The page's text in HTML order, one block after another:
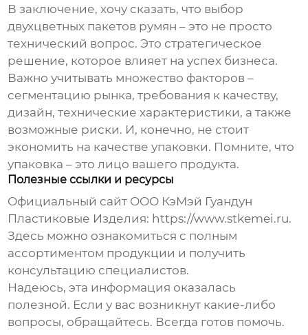
В заключение, хочу сказать, что выбор
двухцветных пакетов румян – это не просто
технический вопрос. Это стратегическое
решение, которое влияет на успех бизнеса.
Важно учитывать множество факторов –
сегментацию рынка, требования к качеству,
дизайн, технические характеристики, а также
возможные риски. И, конечно, не стоит
экономить на качестве упаковки. Помните, что
упаковка – это лицо вашего продукта.
Полезные ссылки и ресурсы
Официальный сайт ООО КэМэй Гуандун
Пластиковые Изделия: https://www.stkemei.ru.
Здесь можно ознакомиться с полным
ассортиментом продукции и получить
консультацию специалистов.
Надеюсь, эта информация оказалась
полезной. Если у вас возникнут какие-либо
вопросы, обращайтесь. Всегда готов помочь.